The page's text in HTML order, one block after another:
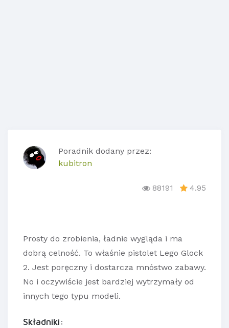
Poradnik dodany przez:
kubitron
88191 4.95
Prosty do zrobienia, ładnie wygląda i ma
dobrą celność. To właśnie pistolet Lego Glock
2. Jest poręczny i dostarcza mnóstwo zabawy.
No i oczywiście jest bardziej wytrzymały od
innych tego typu modeli.
Składniki: